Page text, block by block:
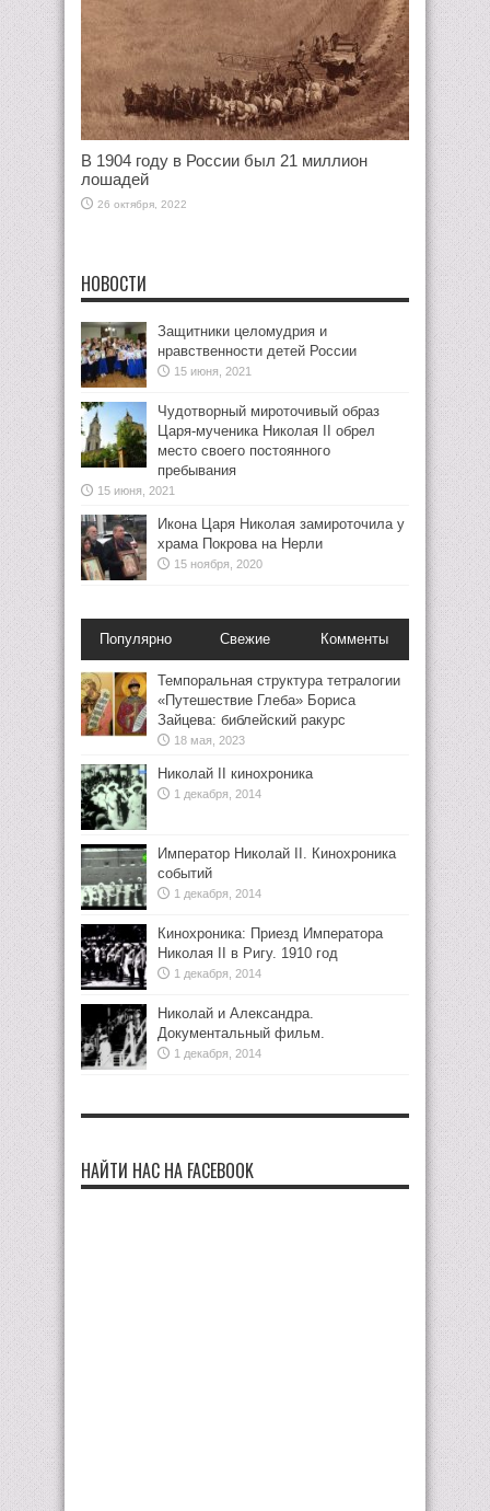
В 1904 году в России был 21 миллион
лошадей
26 октября, 2022
НОВОСТИ
Защитники целомудрия и
нравственности детей России
15 июня, 2021
Чудотворный мироточивый образ
Царя-мученика Николая II обрел
место своего постоянного
пребывания
15 июня, 2021
Икона Царя Николая замироточила у
храма Покрова на Нерли
15 ноября, 2020
Популярно Свежие Комменты
Темпоральная структура тетралогии
«Путешествие Глеба» Бориса
Зайцева: библейский ракурс
18 мая, 2023
Николай II кинохроника
1 декабря, 2014
Император Николай II. Кинохроника
событий
1 декабря, 2014
Кинохроника: Приезд Императора
Николая II в Ригу. 1910 год
1 декабря, 2014
Николай и Александра.
Документальный фильм.
1 декабря, 2014
НАЙТИ НАС НА FACEBOOK